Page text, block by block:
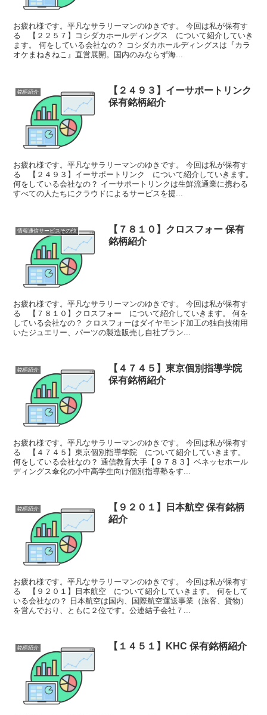
お疲れ様です。平凡なサラリーマンのゆきです。 今回は私が保有す
る 【２２５７】コシダカホールディングス について紹介していき
ます。 何をしている会社なの？ コシダカホールディングスは『カラ
オケまねきねこ』直営展開。国内のみならず海...
銘柄紹介
【２４９３】イーサポートリンク
保有銘柄紹介
お疲れ様です。平凡なサラリーマンのゆきです。 今回は私が保有す
る 【２４９３】イーサポートリンク について紹介していきます。
何をしている会社なの？ イーサポートリンクは生鮮流通業に携わる
すべての人たちにクラウドによるサービスを提...
情報通信サービスその他
【７８１０】クロスフォー 保有
銘柄紹介
お疲れ様です。平凡なサラリーマンのゆきです。 今回は私が保有す
る 【７８１０】クロスフォー について紹介していきます。 何を
している会社なの？ クロスフォーはダイヤモンド加工の独自技術用
いたジュエリー、パーツの製造販売し自社ブラン...
銘柄紹介
【４７４５】東京個別指導学院
保有銘柄紹介
お疲れ様です。平凡なサラリーマンのゆきです。 今回は私が保有す
る 【４７４５】東京個別指導学院 について紹介していきます。
何をしている会社なの？ 通信教育大手【９７８３】ベネッセホール
ディングス傘化の小中高学生向け個別指導塾をす...
銘柄紹介
【９２０１】日本航空 保有銘柄
紹介
お疲れ様です。平凡なサラリーマンのゆきです。 今回は私が保有す
る 【９２０１】日本航空 について紹介していきます。 何をして
いる会社なの？ 日本航空は国内、国際航空運送事業（旅客、貨物）
を営んでおり、ともに２位です。公連結子会社７...
銘柄紹介 【１４５１】KHC 保有銘柄紹介